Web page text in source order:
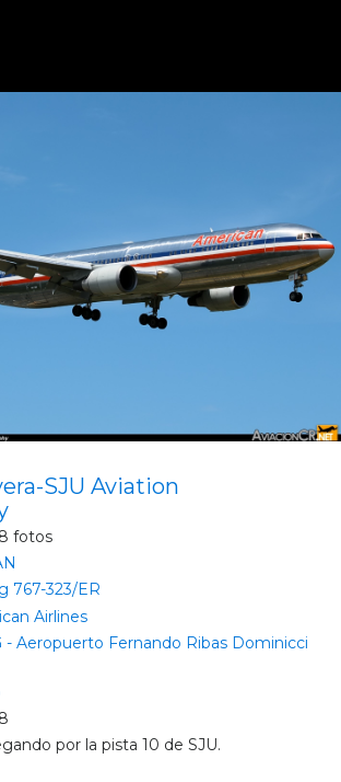
SJU Aviation
fotos
767-323/ER
Airlines
- Aeropuerto Fernando Ribas Dominicci
por la pista 10 de SJU.